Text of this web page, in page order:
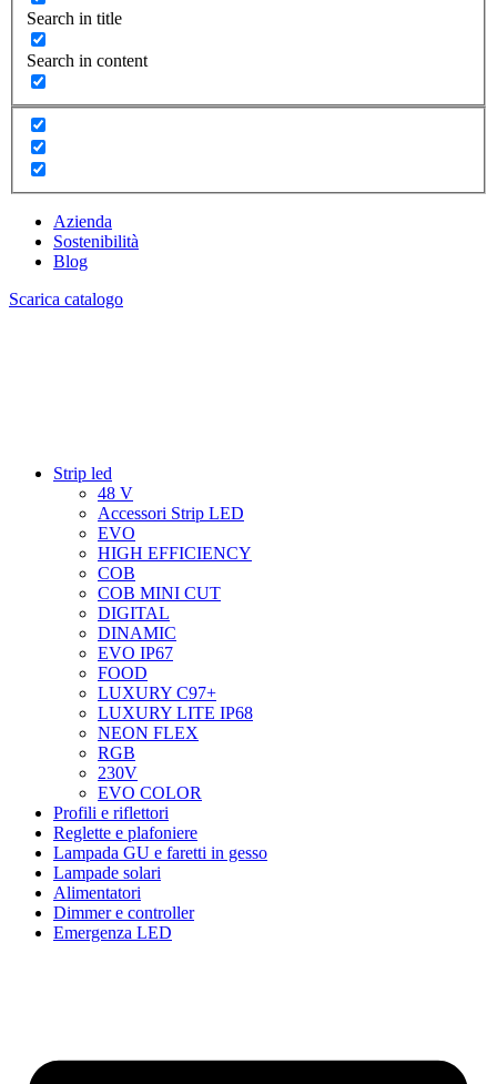
Search in title
Search in content
Azienda
Sostenibilità
Blog
Scarica catalogo
Strip led
48 V
Accessori Strip LED
EVO
HIGH EFFICIENCY
COB
COB MINI CUT
DIGITAL
DINAMIC
EVO IP67
FOOD
LUXURY C97+
LUXURY LITE IP68
NEON FLEX
RGB
230V
EVO COLOR
Profili e riflettori
Reglette e plafoniere
Lampada GU e faretti in gesso
Lampade solari
Alimentatori
Dimmer e controller
Emergenza LED